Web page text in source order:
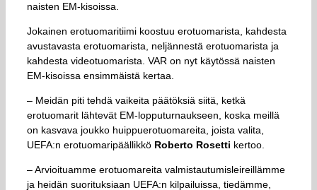
naisten EM-kisoissa.
Jokainen erotuomaritiimi koostuu erotuomarista, kahdesta
avustavasta erotuomarista, neljännestä erotuomarista ja
kahdesta videotuomarista. VAR on nyt käytössä naisten
EM-kisoissa ensimmäistä kertaa.
– Meidän piti tehdä vaikeita päätöksiä siitä, ketkä
erotuomarit lähtevät EM-lopputurnaukseen, koska meillä
on kasvava joukko huippuerotuomareita, joista valita,
UEFA:n erotuomaripäällikkö Roberto Rosetti kertoo.
– Arvioituamme erotuomareita valmistautumisleireillämme
ja heidän suorituksiaan UEFA:n kilpailuissa, tiedämme,